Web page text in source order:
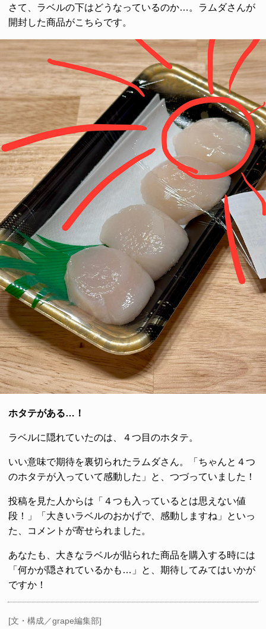
さて、ラベルの下はどうなっているのか…。ラムダさんが
開封した商品がこちらです。
ホタテがある…！
ラベルに隠れていたのは、４つ目のホタテ。
いい意味で期待を裏切られたラムダさん。「ちゃんと４つ
のホタテが入っていて感動した」と、つづっていました！
投稿を見た人からは「４つも入っているとは思えない値
段！」「大きいラベルのおかげで、感動しますね」といっ
た、コメントが寄せられました。
あなたも、大きなラベルが貼られた商品を購入する時には
「何かが隠されているかも…」と、期待してみてはいかが
ですか！
[文・構成／grape編集部]